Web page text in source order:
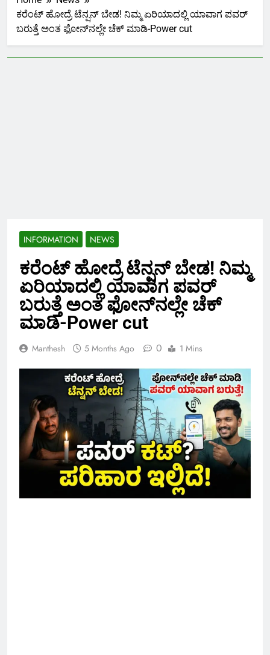
ಕರೆಂಟ್ ಹೋದ್ರೆ ಟೆನ್ಷನ್ ಬೇಡ! ನಿಮ್ಮ ಏರಿಯಾದಲ್ಲಿ ಯಾವಾಗ ಪವರ್
ಬರುತ್ತೆ ಅಂತ ಫೋನ್‌ನಲ್ಲೇ ಚೆಕ್ ಮಾಡಿ-Power cut
INFORMATION NEWS
ಕರೆಂಟ್ ಹೋದ್ರೆ ಟೆನ್ಷನ್ ಬೇಡ! ನಿಮ್ಮ
ಏರಿಯಾದಲ್ಲಿ ಯಾವಾಗ ಪವರ್
ಬರುತ್ತೆ ಅಂತ ಫೋನ್‌ನಲ್ಲೇ ಚೆಕ್
ಮಾಡಿ-Power cut
Manthesh 5 Months Ago 0 1 Mins